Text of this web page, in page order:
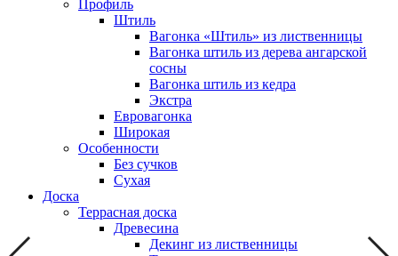
Профиль
Штиль
Вагонка «Штиль» из лиственницы
Вагонка штиль из дерева ангарской
сосны
Вагонка штиль из кедра
Экстра
Евровагонка
Широкая
Особенности
Без сучков
Сухая
Доска
Террасная доска
Древесина
Декинг из лиственницы